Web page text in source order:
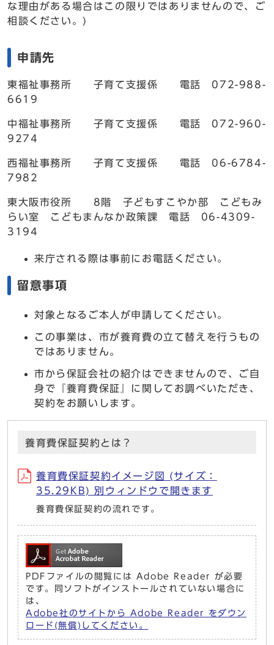
な理由がある場合はこの限りではありませんので、ご
相談ください。)
申請先
東福祉事務所 子育て支援係 電話 072-988-
6619
中福祉事務所 子育て支援係 電話 072-960-
9274
西福祉事務所 子育て支援係 電話 06-6784-
7982
東大阪市役所 8階 子どもすこやか部 こどもみ
らい室 こどもまんなか政策課 電話 06-4309-
3194
来庁される際は事前にお電話ください。
留意事項
対象となるご本人が申請してください。
この事業は、市が養育費の立て替えを行うもの
ではありません。
市から保証会社の紹介はできませんので、ご自
身で『養育費保証』に関してお調べいただき、
契約をお願いします。
養育費保証契約とは？
養育費保証契約イメージ図 (サイズ：
35.29KB) 別ウィンドウで開きます
養育費保証契約の流れです。
PDFファイルの閲覧には Adobe Reader が必要
です。同ソフトがインストールされていない場合に
は、
Adobe社のサイトから Adobe Reader をダウン
ロード(無償)してください。